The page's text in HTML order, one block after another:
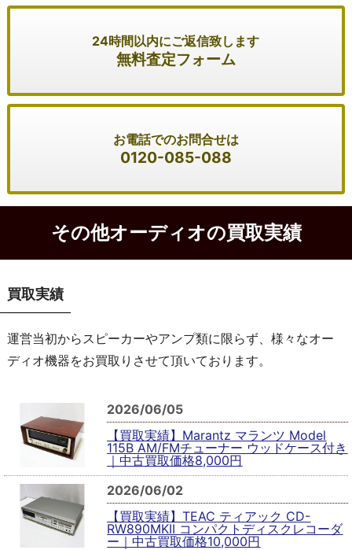
24時間以内にご返信致します
無料査定フォーム
お電話でのお問合せは
0120-085-088
その他オーディオの買取実績
買取実績
運営当初からスピーカーやアンプ類に限らず、様々なオー
ディオ機器をお買取りさせて頂いております。
2026/06/05
【買取実績】Marantz マランツ Model
115B AM/FMチューナー ウッドケース付き
｜中古買取価格8,000円
2026/06/02
【買取実績】TEAC ティアック CD-
RW890MKII コンパクトディスクレコーダ
ー｜中古買取価格10,000円